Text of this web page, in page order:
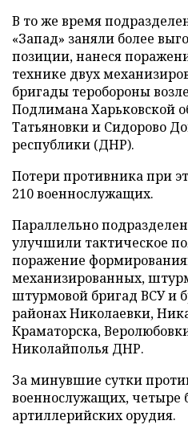
В то же время
«Запад» заняли более
позиции, нанеся
технике двух
бригады теробороны
Подлимана Харьковской
Татьяновки и Сидорово
республики (ДНР).
Потери противника при
210 военнослужащих.
Параллельно
улучшили тактическое
поражение
механизированных,
штурмовой бригад ВСУ и
районах Николаевки,
Краматорска,
Николайполья ДНР.
За минувшие сутки
военнослужащих,
артиллерийских орудия.